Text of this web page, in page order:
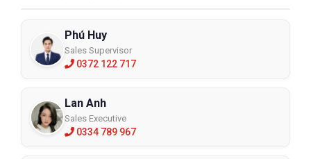
Phú Huy
Sales Supervisor
0372 122 717
Lan Anh
Sales Executive
0334 789 967